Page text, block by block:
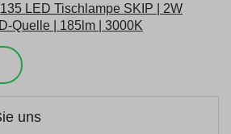
LED Tischlampe SKIP | 2W
Quelle | 185lm | 3000K
uns